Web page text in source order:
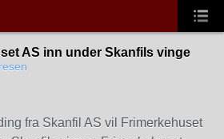
AS inn under Skanfils vinge
fra Skanfil AS vil Frimerkehuset